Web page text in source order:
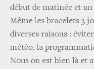
début de matinée et
Même les bracelets 3
diverses raisons :
météo, la
Nous on est bien là et